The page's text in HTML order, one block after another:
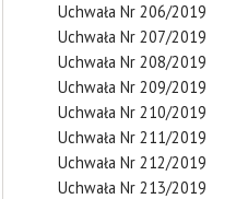
Uchwała Nr 206/2019
Uchwała Nr 207/2019
Uchwała Nr 208/2019
Uchwała Nr 209/2019
Uchwała Nr 210/2019
Uchwała Nr 211/2019
Uchwała Nr 212/2019
Uchwała Nr 213/2019